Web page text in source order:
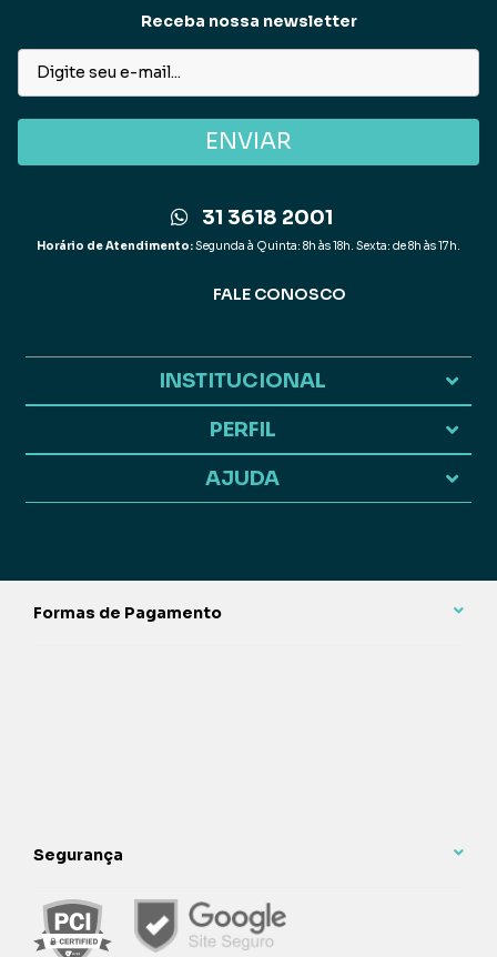
Receba nossa newsletter
ENVIAR
31 3618 2001
Horário de Atendimento:Segunda à Quinta: 8h às 18h. Sexta: de 8h às 17h.
FALE CONOSCO
INSTITUCIONAL
PERFIL
AJUDA
Formas de Pagamento
Segurança